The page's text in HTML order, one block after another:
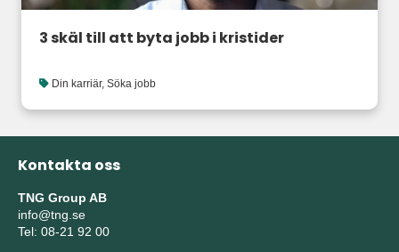
3 skäl till att byta jobb i kristider
Din karriär, Söka jobb
Kontakta oss
TNG Group AB
info@tng.se
Tel: 08-21 92 00